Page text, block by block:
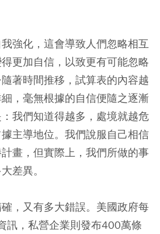
強化，這會導致人們忽略相互
更加自信，以致更有可能忽略
著時間推移，試算表的內容越
，毫無根據的自信便隨之逐漸
我們知道得越多，處境就越危
主導地位。我們說服自己相信
畫，但實際上，我們所做的事
差異。
，又有多大錯誤。美國政府每
訊，私營企業則發布400萬條